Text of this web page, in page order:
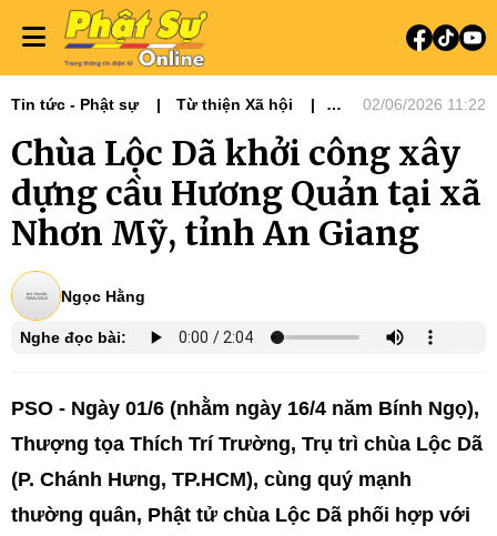
Tin tức - Phật sự
Từ thiện Xã hội
02/06/2026 11:22
Chùa Lộc Dã khởi công xây
dựng cầu Hương Quản tại xã
Nhơn Mỹ, tỉnh An Giang
Ngọc Hằng
Nghe đọc bài:
PSO - Ngày 01/6 (nhằm ngày 16/4 năm Bính Ngọ),
Thượng tọa Thích Trí Trường, Trụ trì chùa Lộc Dã
(P. Chánh Hưng, TP.HCM), cùng quý mạnh
thường quân, Phật tử chùa Lộc Dã phối hợp với